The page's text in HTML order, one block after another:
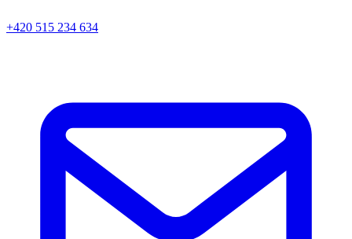
+420 515 234 634